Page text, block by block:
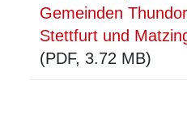
Gemeinden
Stettfurt und
(PDF, 3.72 MB)